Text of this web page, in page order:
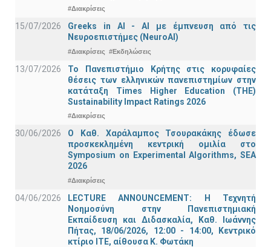
#Διακρίσεις
15/07/2026
Greeks in AI - ΑΙ με έμπνευση από τις
Νευροεπιστήμες (NeuroAI)
#Διακρίσεις #Εκδηλώσεις
13/07/2026
Το Πανεπιστήμιο Κρήτης στις κορυφαίες
θέσεις των ελληνικών πανεπιστημίων στην
κατάταξη Times Higher Education (ΤΗΕ)
Sustainability Impact Ratings 2026
#Διακρίσεις
30/06/2026
Ο Καθ. Χαράλαμπος Τσουρακάκης έδωσε
προσκεκλημένη κεντρική ομιλία στο
Symposium on Experimental Algorithms, SEA
2026
#Διακρίσεις
04/06/2026
LECTURE ANNOUNCEMENT: Η Τεχνητή
Νοημοσύνη στην Πανεπιστημιακή
Εκπαίδευση και Διδασκαλία, Καθ. Ιωάννης
Πήτας, 18/06/2026, 12:00 - 14:00, Κεντρικό
κτίριο ΙΤΕ, αίθουσα Κ. Φωτάκη